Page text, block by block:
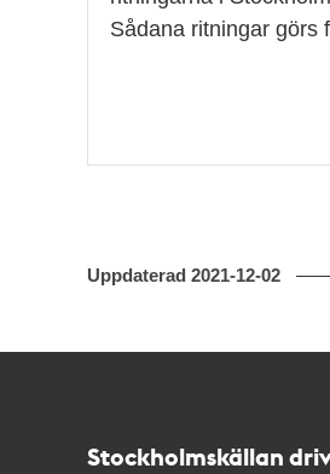
Sådana ritningar
Uppdaterad 2021-12-02
Stockholmskällan